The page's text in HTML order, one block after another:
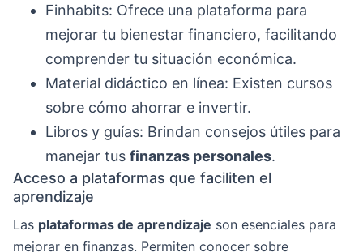
Finhabits: Ofrece una plataforma para
mejorar tu bienestar financiero, facilitando
comprender tu situación económica.
Material didáctico en línea: Existen cursos
sobre cómo ahorrar e invertir.
Libros y guías: Brindan consejos útiles para
manejar tus finanzas personales.
Acceso a plataformas que faciliten el
aprendizaje
Las plataformas de aprendizaje son esenciales para
mejorar en finanzas. Permiten conocer sobre